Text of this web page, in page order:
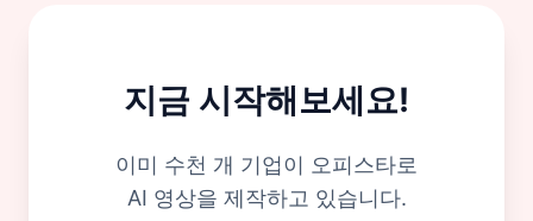
지금 시작해보세요!
이미 수천 개 기업이 오피스타로
AI 영상을 제작하고 있습니다.